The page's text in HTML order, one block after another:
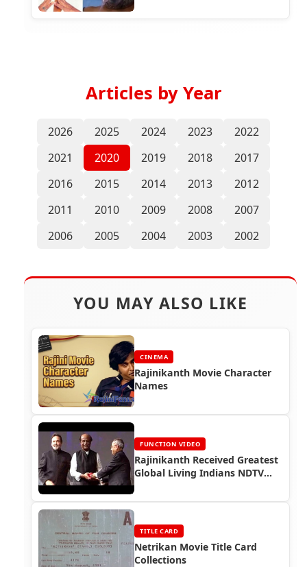
Articles by Year
2026 2025 2024 2023
2022
2021
2020 2019 2018
2017
2016
2015 2014 2013
2012
2011
2010 2009 2008
2007
2006
2005 2004 2003 2002
YOU MAY ALSO LIKE
CINEMA
Rajinikanth Movie Character
Names
FUNCTION VIDEO
Rajinikanth Received Greatest
Global Living Indians NDTV
TITLE CARD
Netrikan Movie Title Card
Collections